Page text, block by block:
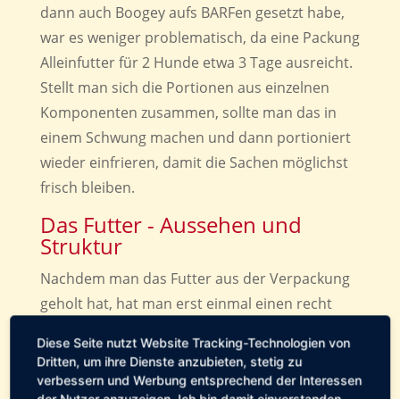
dann auch Boogey aufs BARFen gesetzt habe,
war es weniger problematisch, da eine Packung
Alleinfutter für 2 Hunde etwa 3 Tage ausreicht.
Stellt man sich die Portionen aus einzelnen
Komponenten zusammen, sollte man das in
einem Schwung machen und dann portioniert
wieder einfrieren, damit die Sachen möglichst
frisch bleiben.
Das Futter - Aussehen und
Struktur
Nachdem man das Futter aus der Verpackung
geholt hat, hat man erst einmal einen recht
natürlich aufgrund des Abpackens normal ist.
Der Klotz kann aber mit einem Löffel oder einer
Diese Seite nutzt Website Tracking-Technologien von
Dritten, um ihre Dienste anzubieten, stetig zu
verbessern und Werbung entsprechend der Interessen